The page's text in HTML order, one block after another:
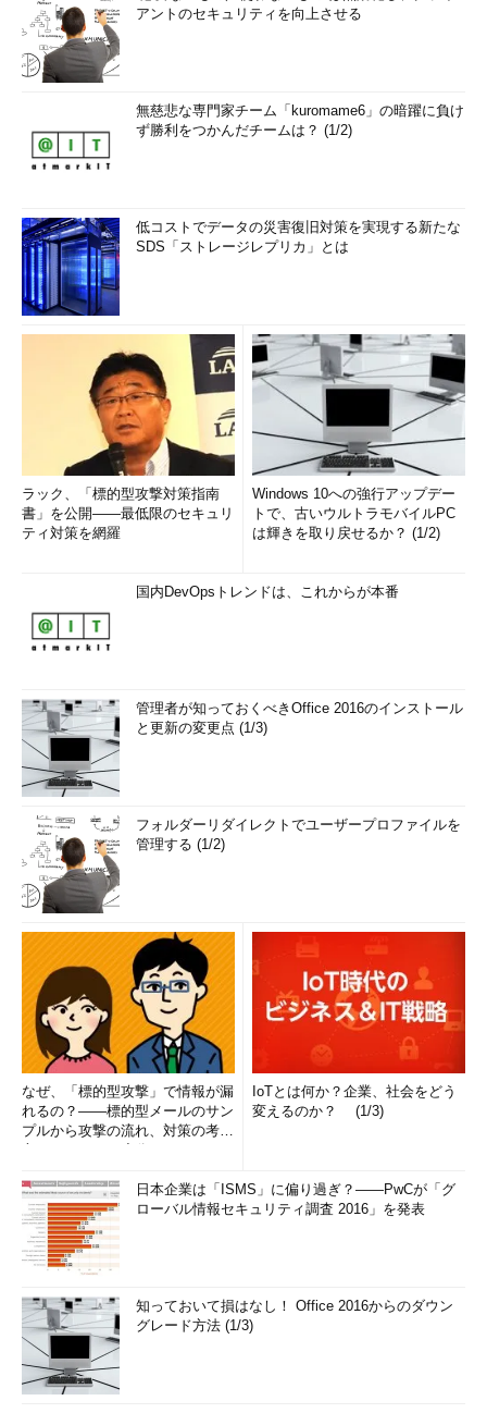
アントのセキュリティを向上させる
無慈悲な専門家チーム「kuromame6」の暗躍に負け
ず勝利をつかんだチームは？ (1/2)
低コストでデータの災害復旧対策を実現する新たな
SDS「ストレージレプリカ」とは
ラック、「標的型攻撃対策指南
書」を公開――最低限のセキュリ
ティ対策を網羅
Windows 10への強行アップデー
トで、古いウルトラモバイルPC
は輝きを取り戻せるか？ (1/2)
国内DevOpsトレンドは、これからが本番
管理者が知っておくべきOffice 2016のインストール
と更新の変更点 (1/3)
フォルダーリダイレクトでユーザープロファイルを
管理する (1/2)
なぜ、「標的型攻撃」で情報が漏
れるの？――標的型メールのサン
プルから攻撃の流れ、対策の考え
IoTとは何か？企業、社会をどう
変えるのか？ (1/3)
日本企業は「ISMS」に偏り過ぎ？――PwCが「グ
ローバル情報セキュリティ調査 2016」を発表
知っておいて損はなし！ Office 2016からのダウン
グレード方法 (1/3)